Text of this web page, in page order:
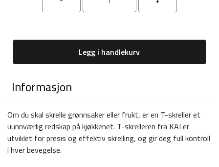
Legg i handlekurv
Informasjon
Om du skal skrelle grønnsaker eller frukt, er en T-skreller et
uunnværlig redskap på kjøkkenet. T-skrelleren fra KAI er
utviklet for presis og effektiv skrelling, og gir deg full kontroll
i hver bevegelse.